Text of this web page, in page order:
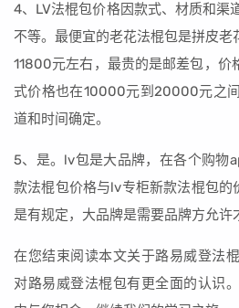
4、LV法棍包价格因款式、材质和渠
不等。最便宜的老花法棍包是拼皮
11800元左右，最贵的是邮差包，价
式价格也在10000元到20000元之
道和时间确定。
5、是。lv包是大品牌，在各个购物
款法棍包价格与lv专柜新款法棍包的
是有规定，大品牌是需要品牌方允许
在您结束阅读本文关于路易威登法
对路易威登法棍包有更全面的认识